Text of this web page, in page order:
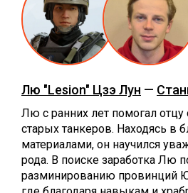
Лю "Lesion" Цзэ Лун —
Лю с ранних лет помогал
старых танкеров. Находясь в
материалами, он научился
рода. В поиске заработка Лю
разминированию провинций